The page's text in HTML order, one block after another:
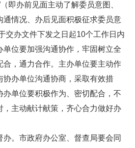
即办前见面主动了解委员意图、
通情况、办后见面积极征求委员意
交办文件下发之日起10个工作日内
单位要加强沟通协作，牢固树立全
合，通力合作。主办单位要主动作
协办单位沟通协商，采取有效措
办单位要积极作为、密切配合，不
，主动献计献策，齐心合力做好办
办。市政府办公室、督查局要会同